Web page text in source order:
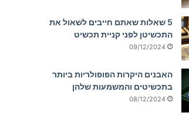
5 שאלות שאתם חייבים לשאול את
התכשיטן לפני קניית תכשיט
09/12/2024
האבנים היקרות הפופולריות ביותר
בתכשיטים והמשמעות שלהן
08/12/2024